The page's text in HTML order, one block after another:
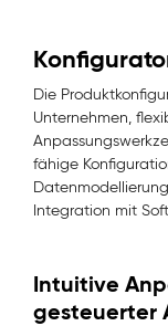
Die
Unternehmen,
fähige
Integration mit
Intuitive
gesteuerter